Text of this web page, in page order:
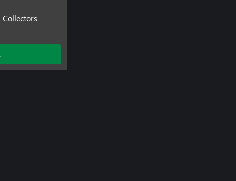
Collectors